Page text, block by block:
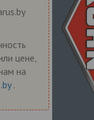
цене,
на
.